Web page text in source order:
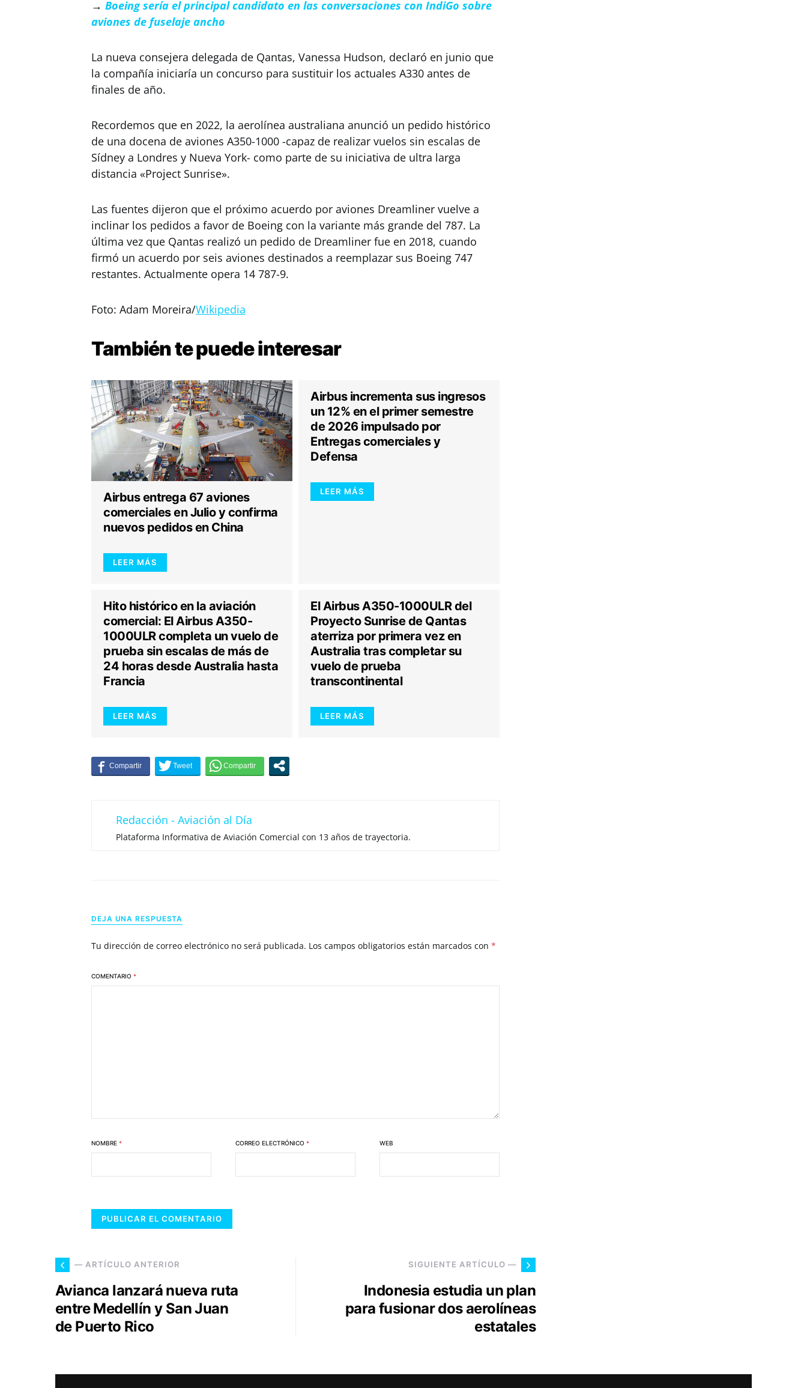
→ Boeing sería el principal candidato en las conversaciones con IndiGo sobre
aviones de fuselaje ancho
La nueva consejera delegada de Qantas, Vanessa Hudson, declaró en junio que
la compañía iniciaría un concurso para sustituir los actuales A330 antes de
finales de año.
Recordemos que en 2022, la aerolínea australiana anunció un pedido histórico
de una docena de aviones A350-1000 -capaz de realizar vuelos sin escalas de
Sídney a Londres y Nueva York- como parte de su iniciativa de ultra larga
distancia «Project Sunrise».
Las fuentes dijeron que el próximo acuerdo por aviones Dreamliner vuelve a
inclinar los pedidos a favor de Boeing con la variante más grande del 787. La
última vez que Qantas realizó un pedido de Dreamliner fue en 2018, cuando
firmó un acuerdo por seis aviones destinados a reemplazar sus Boeing 747
restantes. Actualmente opera 14 787-9.
Foto: Adam Moreira/Wikipedia
También te puedeinteresar
Airbus entrega 67 aviones
comerciales en Julio y confirma
nuevos pedidos en China
LEER MÁS
Airbus incrementa sus ingresos
un 12% en el primer semestre
de 2026 impulsado por
Entregas comerciales y
Defensa
LEER MÁS
Hito histórico en la aviación
comercial: El Airbus A350-
1000ULR completa un vuelo de
prueba sin escalas de más de
24 horas desde Australia hasta
Francia
LEER MÁS
El Airbus A350-1000ULR del
Proyecto Sunrise de Qantas
aterriza por primera vez en
Australia tras completar su
vuelo de prueba
transcontinental
LEER MÁS
Redacción - Aviación al Día
Plataforma Informativa de Aviación Comercial con 13 años de trayectoria.
DEJA UNA RESPUESTA
Tu dirección de correo electrónico no será publicada. Los campos obligatorios están marcados con *
COMENTARIO *
NOMBRE * CORREO ELECTRÓNICO * WEB
— ARTÍCULO ANTERIOR
Avianca lanzará nueva ruta
entre Medellín y San Juan
de Puerto Rico
SIGUIENTE ARTÍCULO —
Indonesia estudia un plan
para fusionar dos aerolíneas
estatales